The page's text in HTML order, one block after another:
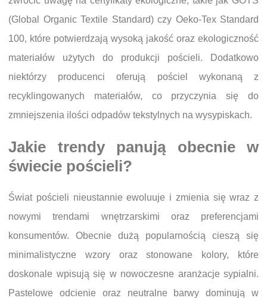
(Global Organic Textile Standard) czy Oeko-Tex Standard
100, które potwierdzają wysoką jakość oraz ekologiczność
materiałów użytych do produkcji pościeli. Dodatkowo
niektórzy producenci oferują pościel wykonaną z
recyklingowanych materiałów, co przyczynia się do
zmniejszenia ilości odpadów tekstylnych na wysypiskach.
Jakie trendy panują obecnie w
świecie pościeli?
Świat pościeli nieustannie ewoluuje i zmienia się wraz z
nowymi trendami wnętrzarskimi oraz preferencjami
konsumentów. Obecnie dużą popularnością cieszą się
minimalistyczne wzory oraz stonowane kolory, które
doskonale wpisują się w nowoczesne aranżacje sypialni.
Pastelowe odcienie oraz neutralne barwy dominują w